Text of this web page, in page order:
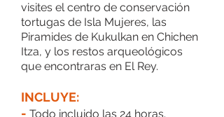
visites el centro de conservación
tortugas de Isla Mujeres, las
Piramides de Kukulkan en Chichen
Itza, y los restos arqueológicos
que encontraras en El Rey.
INCLUYE:
- Todo incluido las 24 horas.